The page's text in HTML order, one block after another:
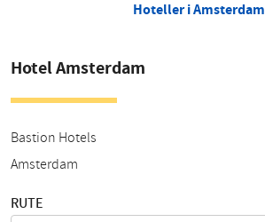
Hoteller i Amsterdam
Hotel Amsterdam
Bastion Hotels
Amsterdam
RUTE